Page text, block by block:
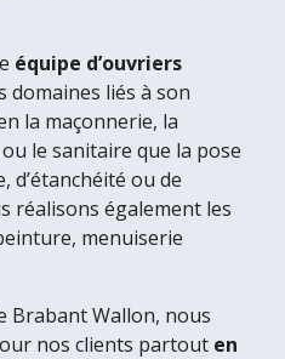
équipe d’ouvriers
domaines liés à son
la maçonnerie, la
le sanitaire que la pose
d’étanchéité ou de
réalisons également les
menuiserie
Brabant Wallon, nous
nos clients partout en